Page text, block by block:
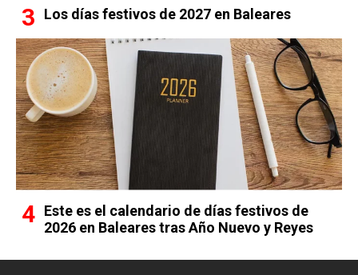
Los días festivos de 2027 en Baleares
Este es el calendario de días festivos de
2026 en Baleares tras Año Nuevo y Reyes